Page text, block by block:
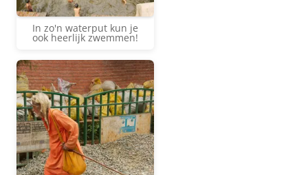
In zo'n waterput kun je
ook heerlijk zwemmen!